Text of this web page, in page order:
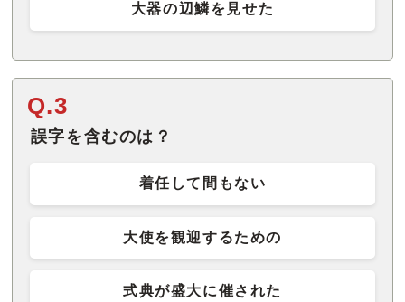
大器の辺鱗を見せた
Q.3
誤字を含むのは？
着任して間もない
大使を観迎するための
式典が盛大に催された